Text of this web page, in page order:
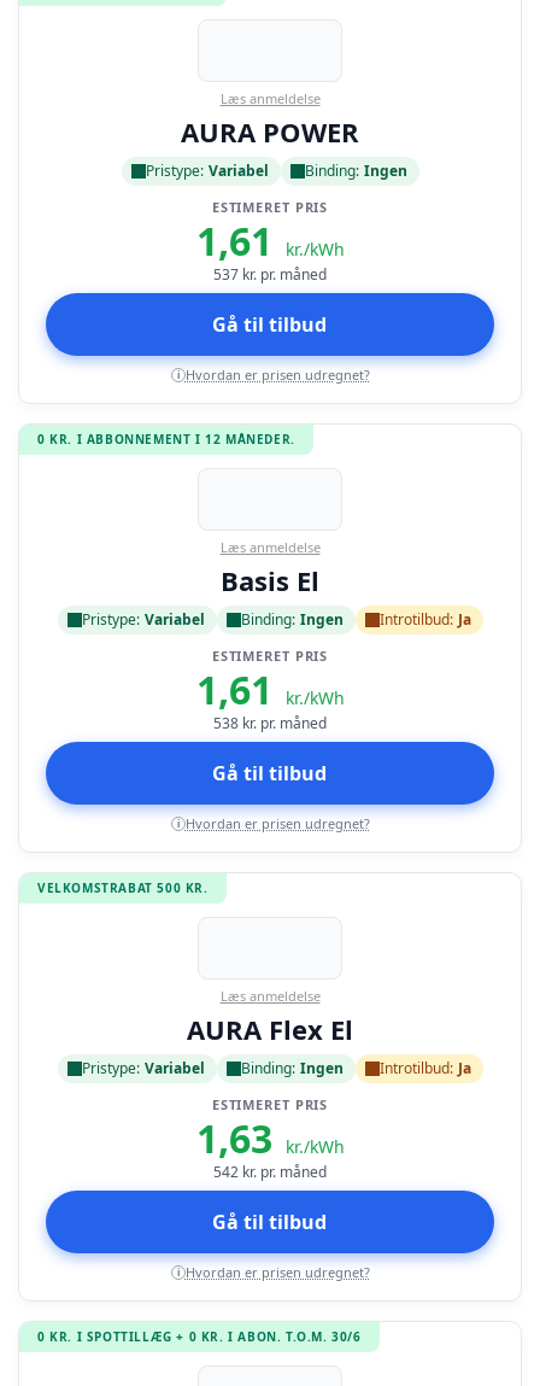
Læs anmeldelse
AURA POWER
Pristype: Variabel Binding: Ingen
ESTIMERET PRIS
1,61 kr./kWh
537 kr. pr. måned
Gå til tilbud
i Hvordan er prisen udregnet?
0 KR. I ABBONNEMENT I 12 MÅNEDER.
Læs anmeldelse
Basis El
Pristype: Variabel Binding: Ingen Introtilbud: Ja
ESTIMERET PRIS
1,61 kr./kWh
538 kr. pr. måned
Gå til tilbud
i Hvordan er prisen udregnet?
VELKOMSTRABAT 500 KR.
Læs anmeldelse
AURA Flex El
Pristype: Variabel Binding: Ingen Introtilbud: Ja
ESTIMERET PRIS
1,63 kr./kWh
542 kr. pr. måned
Gå til tilbud
i Hvordan er prisen udregnet?
0 KR. I SPOTTILLÆG + 0 KR. I ABON. T.O.M. 30/6